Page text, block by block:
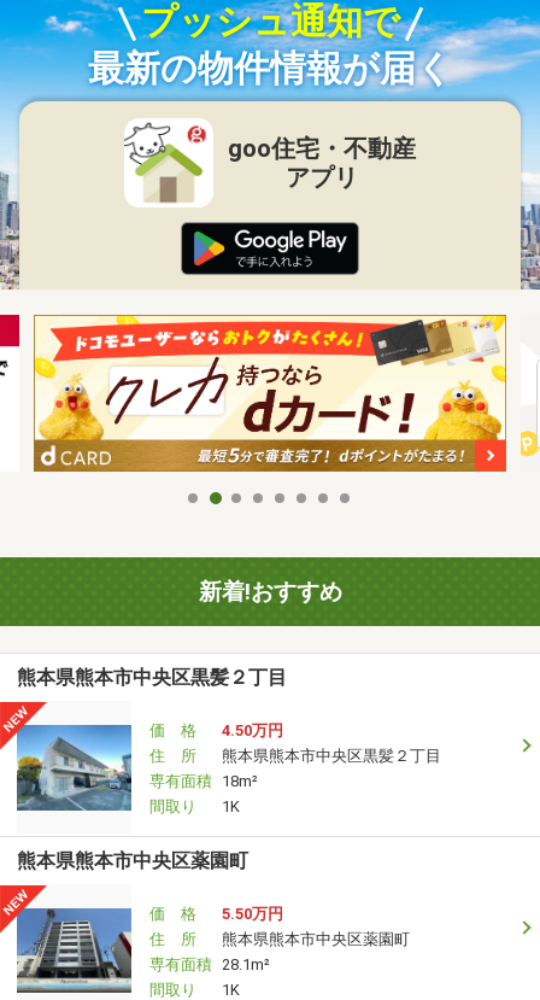
プッシュ通知で
最新の物件情報が届く
goo住宅・不動産
アプリ
新着!おすすめ
熊本県熊本市中央区黒髪２丁目
価 格
4.50万円
住 所
熊本県熊本市中央区黒髪２丁目
専有面積 18m²
間取り
1K
熊本県熊本市中央区薬園町
価 格
5.50万円
住 所
熊本県熊本市中央区薬園町
専有面積 28.1m²
間取り
1K